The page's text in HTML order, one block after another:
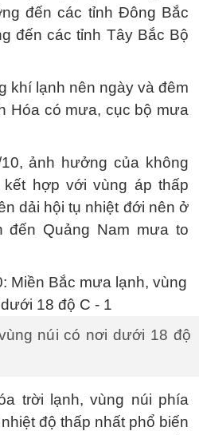
đến các tỉnh Đông Bắc
đến các tỉnh Tây Bắc Bộ
khí lạnh nên ngày và đêm
Hóa có mưa, cục bộ mưa
ảnh hưởng của không
hợp với vùng áp thấp
dải hội tụ nhiệt đới nên ở
đến Quảng Nam mưa to
núi có nơi dưới 18 độ
trời lạnh, vùng núi phía
độ thấp nhất phổ biến